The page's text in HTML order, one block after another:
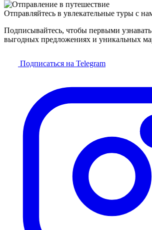
Отправляйтесь в увлекательные туры с
Подписывайтесь, чтобы первыми
выгодных предложениях и уникальных
Подписаться на Telegram